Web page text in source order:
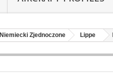
Niemiecki Zjednoczone Lippe